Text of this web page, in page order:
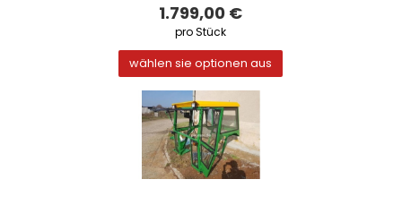
1.799,00 €
pro Stück
wählen sie optionen aus